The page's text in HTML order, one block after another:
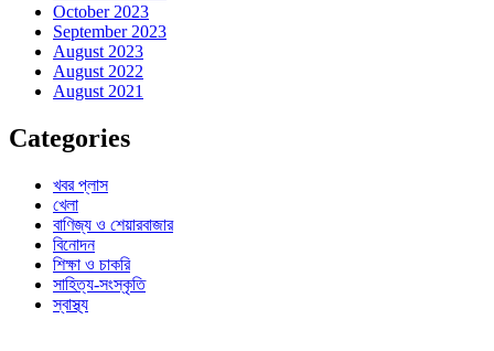
October 2023
September 2023
August 2023
August 2022
August 2021
Categories
খবর প্লাস
খেলা
বাণিজ্য ও শেয়ারবাজার
বিনোদন
শিক্ষা ও চাকরি
সাহিত্য-সংস্কৃতি
স্বাস্থ্য